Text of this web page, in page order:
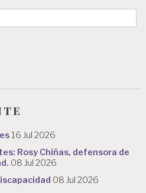
16 Jul 2026
Rosy Chiñas, defensora de
08 Jul 2026
08 Jul 2026